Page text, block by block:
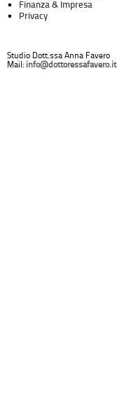
Finanza & Impresa
Privacy
Studio Dott.ssa Anna Favero
Mail: info@dottoressafavero.it